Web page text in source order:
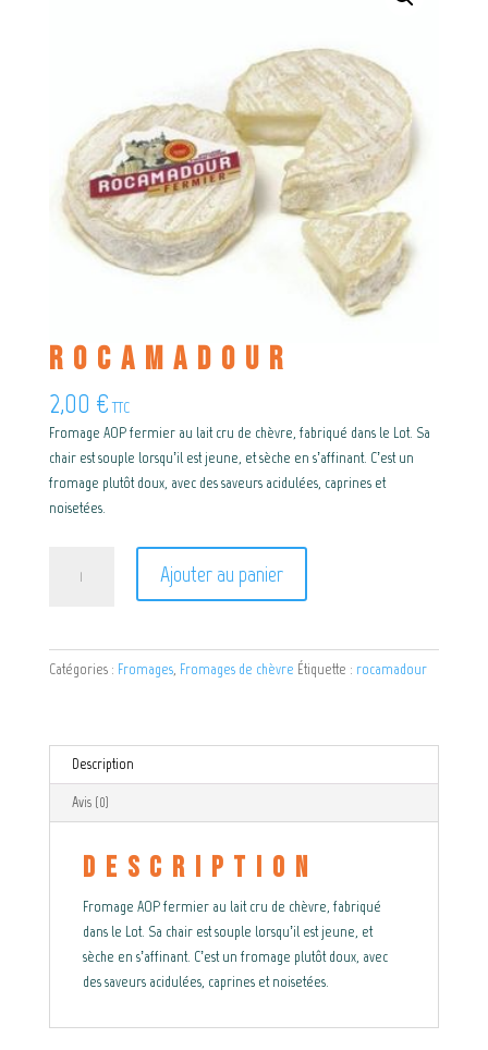
Rocamadour
2,00 € TTC
Fromage AOP fermier au lait cru de chèvre, fabriqué dans le Lot. Sa
chair est souple lorsqu’il est jeune, et sèche en s’affinant. C’est un
fromage plutôt doux, avec des saveurs acidulées, caprines et
noisetées.
Ajouter au panier
Catégories : Fromages, Fromages de chèvre Étiquette : rocamadour
Description
Avis (0)
Description
Fromage AOP fermier au lait cru de chèvre, fabriqué
dans le Lot. Sa chair est souple lorsqu’il est jeune, et
sèche en s’affinant. C’est un fromage plutôt doux, avec
des saveurs acidulées, caprines et noisetées.